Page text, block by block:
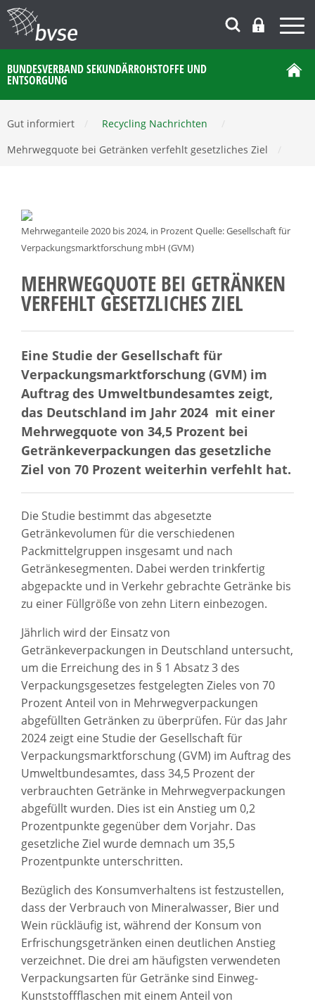
BUNDESVERBAND SEKUNDÄRROHSTOFFE UND
ENTSORGUNG
Gut informiert Recycling Nachrichten
Mehrwegquote bei Getränken verfehlt gesetzliches Ziel
Mehrweganteile 2020 bis 2024, in Prozent Quelle: Gesellschaft für
Verpackungsmarktforschung mbH (GVM)
MEHRWEGQUOTE BEI GETRÄNKEN
VERFEHLT GESETZLICHES ZIEL
Eine Studie der Gesellschaft für
Verpackungsmarktforschung (GVM) im
Auftrag des Umweltbundesamtes zeigt,
das Deutschland im Jahr 2024 mit einer
Mehrwegquote von 34,5 Prozent bei
Getränkeverpackungen das gesetzliche
Ziel von 70 Prozent weiterhin verfehlt hat.
Die Studie bestimmt das abgesetzte
Getränkevolumen für die verschiedenen
Packmittelgruppen insgesamt und nach
Getränkesegmenten. Dabei werden trinkfertig
abgepackte und in Verkehr gebrachte Getränke bis
zu einer Füllgröße von zehn Litern einbezogen.
Jährlich wird der Einsatz von
Getränkeverpackungen in Deutschland untersucht,
um die Erreichung des in § 1 Absatz 3 des
Verpackungsgesetzes festgelegten Zieles von 70
Prozent Anteil von in Mehrwegverpackungen
abgefüllten Getränken zu überprüfen. Für das Jahr
2024 zeigt eine Studie der Gesellschaft für
Verpackungsmarktforschung (GVM) im Auftrag des
Umweltbundesamtes, dass 34,5 Prozent der
verbrauchten Getränke in Mehrwegverpackungen
abgefüllt wurden. Dies ist ein Anstieg um 0,2
Prozentpunkte gegenüber dem Vorjahr. Das
gesetzliche Ziel wurde demnach um 35,5
Prozentpunkte unterschritten.
Bezüglich des Konsumverhaltens ist festzustellen,
dass der Verbrauch von Mineralwasser, Bier und
Wein rückläufig ist, während der Konsum von
Erfrischungsgetränken einen deutlichen Anstieg
verzeichnet. Die drei am häufigsten verwendeten
Verpackungsarten für Getränke sind Einweg-
Kunststoffflaschen mit einem Anteil von